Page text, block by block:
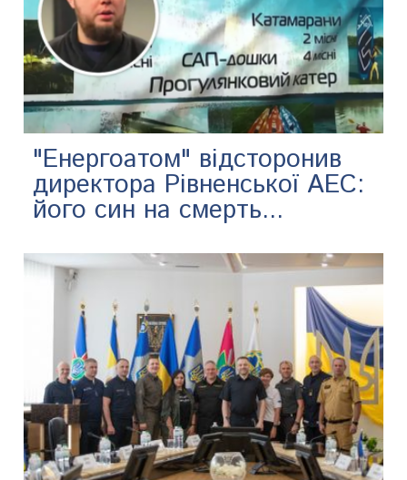
"Енергоатом" відсторонив
директора Рівненської АЕС:
його син на смерть...